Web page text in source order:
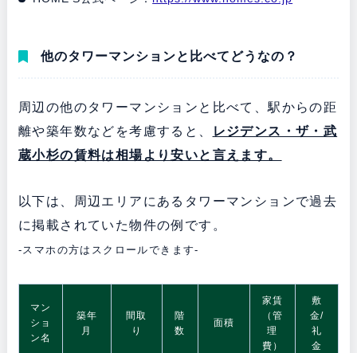
他のタワーマンションと比べてどうなの？
周辺の他のタワーマンションと比べて、駅からの距
離や築年数などを考慮すると、
レジデンス・ザ・武
蔵小杉の賃料は相場より安いと言えます。
以下は、周辺エリアにあるタワーマンションで過去
に掲載されていた物件の例です。
-スマホの方はスクロールできます-
マン
ショ
ン名
築年
月
間取
り
階
数
面積
家賃
（管
理
費）
敷
金/
礼
金